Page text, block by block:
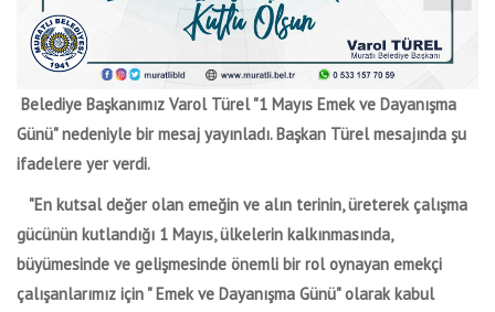
Belediye Başkanımız Varol Türel "1 Mayıs Emek ve Dayanışma
Günü" nedeniyle bir mesaj yayınladı. Başkan Türel mesajında şu
ifadelere yer verdi.
"En kutsal değer olan emeğin ve alın terinin, üreterek çalışma
gücünün kutlandığı 1 Mayıs, ülkelerin kalkınmasında,
büyümesinde ve gelişmesinde önemli bir rol oynayan emekçi
çalışanlarımız için " Emek ve Dayanışma Günü" olarak kabul